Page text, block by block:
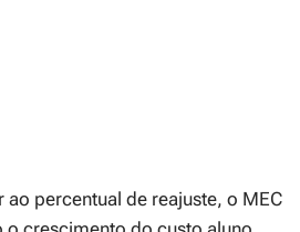
ao percentual de reajuste, o MEC